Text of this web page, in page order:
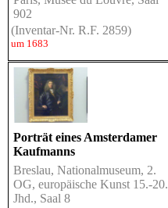
902
(Inventar-Nr. R.F. 2859)
um 1683
Porträt eines Amsterdamer
Kaufmanns
Breslau, Nationalmuseum, 2.
OG, europäische Kunst 15.-20.
Jhd., Saal 8